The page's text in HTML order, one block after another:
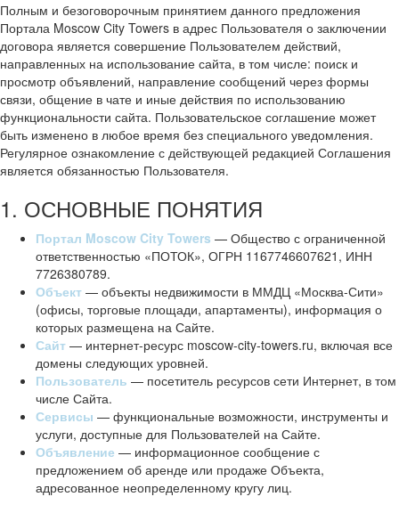
Полным и безоговорочным принятием данного предложения
Портала Moscow City Towers в адрес Пользователя о заключении
договора является совершение Пользователем действий,
направленных на использование сайта, в том числе: поиск и
просмотр объявлений, направление сообщений через формы
связи, общение в чате и иные действия по использованию
функциональности сайта. Пользовательское соглашение может
быть изменено в любое время без специального уведомления.
Регулярное ознакомление с действующей редакцией Соглашения
является обязанностью Пользователя.
1. ОСНОВНЫЕ ПОНЯТИЯ
Портал Moscow City Towers — Общество с ограниченной
ответственностью «ПОТОК», ОГРН 1167746607621, ИНН
7726380789.
Объект — объекты недвижимости в ММДЦ «Москва-Сити»
(офисы, торговые площади, апартаменты), информация о
которых размещена на Сайте.
Сайт — интернет-ресурс moscow-city-towers.ru, включая все
домены следующих уровней.
Пользователь — посетитель ресурсов сети Интернет, в том
числе Сайта.
Сервисы — функциональные возможности, инструменты и
услуги, доступные для Пользователей на Сайте.
Объявление — информационное сообщение с
предложением об аренде или продаже Объекта,
адресованное неопределенному кругу лиц.